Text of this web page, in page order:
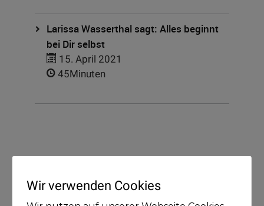
Larissa Wasserthal sagt: Alles beginnt
bei Dir selbst
15. April 2021
45Minuten
Wir verwenden Cookies